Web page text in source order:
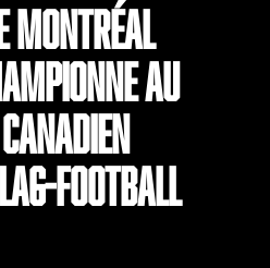
MONTRÉAL
AU
FOOTBALL